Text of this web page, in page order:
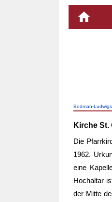
Bodman-
Kirche St.
Die
1962.
eine
Hochaltar
der Mitte